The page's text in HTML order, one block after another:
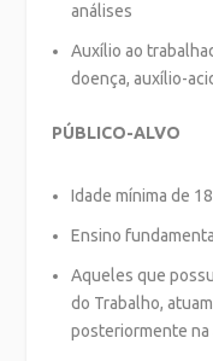
análises
Auxílio ao
doença, auxílio-
PÚBLICO-ALVO
Idade mínima de
Ensino
Aqueles que
do Trabalho,
posteriormente na